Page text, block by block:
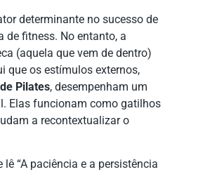
determinante no sucesso de
de fitness. No entanto, a
(aquela que vem de dentro)
que os estímulos externos,
Pilates, desempenham um
Elas funcionam como gatilhos
a recontextualizar o
“A paciência e a persistência